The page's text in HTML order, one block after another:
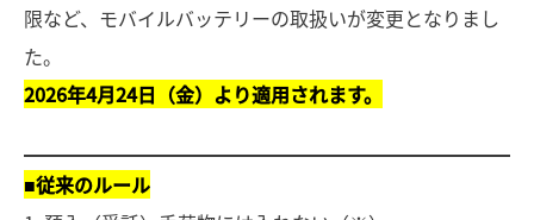
限など、モバイルバッテリーの取扱いが変更となりまし
た。
2026年4月24日（金）より適用されます。
■従来のルール